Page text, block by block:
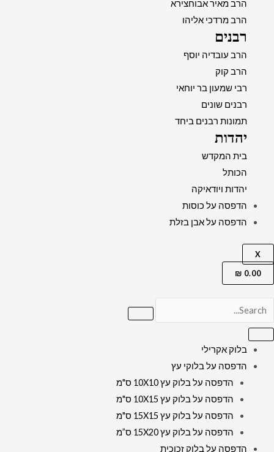
הרב מאיר אבוחצירא
הרב מרדכי אליהו
רבנים
הרב עובדיה יוסף
הרב קוק
רבי שמעון בר יוחאי
רבנים שונים
תמונות רבנים ביחד
יהדות
בית המקדש
הכותל
יהדות ויודאיקה
הדפסה על כוסות
הדפסה על אבן בזלת
X
0.00
₪
בלוק אקרילי
הדפסה על בלוקי עץ
הדפסה על בלוק עץ 10X10 ס"מ
הדפסה על בלוק עץ 10X15 ס"מ
הדפסה על בלוק עץ 15X15 ס"מ
הדפסה על בלוק עץ 15X20 ס”מ
הדפסה על בלוק זכוכית